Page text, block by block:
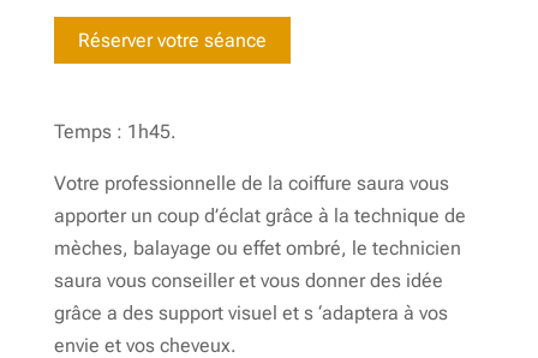
Réserver votre séance
Temps : 1h45.
Votre professionnelle de la coiffure saura vous
apporter un coup d’éclat grâce à la technique de
mèches, balayage ou effet ombré, le technicien
saura vous conseiller et vous donner des idée
grâce a des support visuel et s ‘adaptera à vos
envie et vos cheveux.